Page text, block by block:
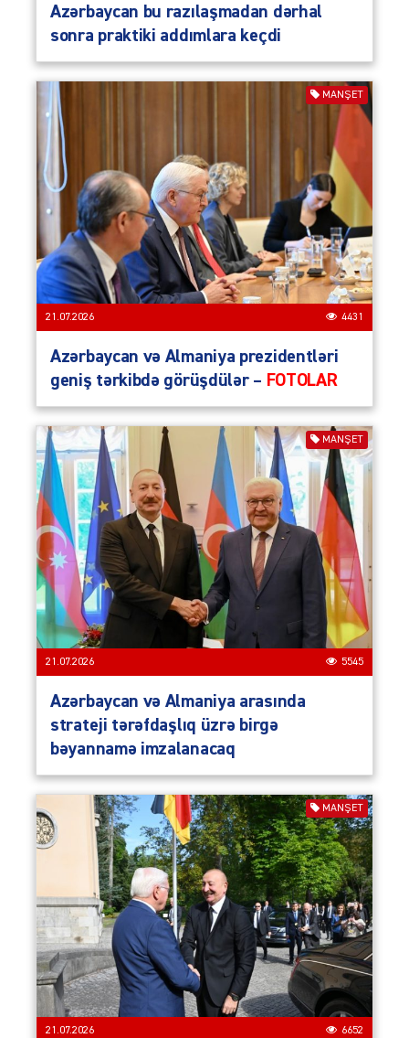
Azərbaycan bu razılaşmadan dərhal
sonra praktiki addımlara keçdi
MANŞET
21.07.2026 4431
Azərbaycan və Almaniya prezidentləri
geniş tərkibdə görüşdülər – FOTOLAR
MANŞET
21.07.2026 5545
Azərbaycan və Almaniya arasında
strateji tərəfdaşlıq üzrə birgə
bəyannamə imzalanacaq
MANŞET
21.07.2026 6652